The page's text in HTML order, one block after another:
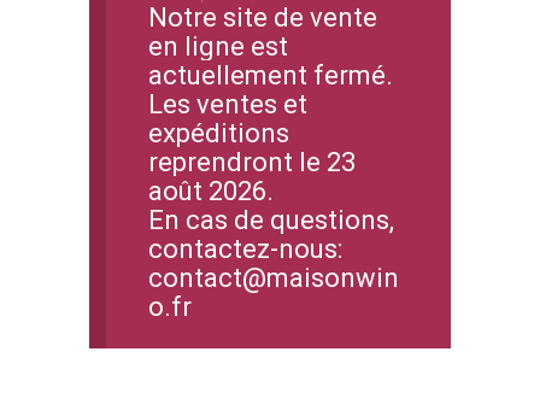
Notre site de vente
en ligne est
actuellement fermé.
Les ventes et
expéditions
reprendront le 23
août 2026.
En cas de questions,
contactez-nous:
contact@maisonwin
o.fr